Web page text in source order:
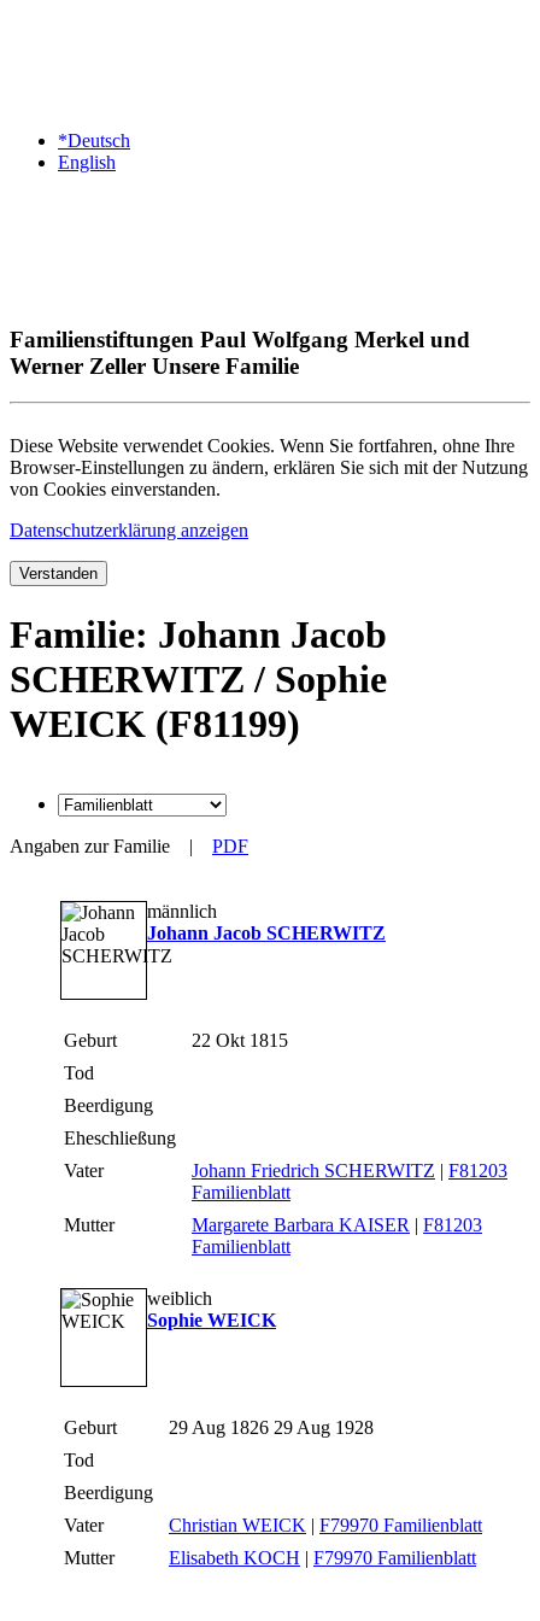
*Deutsch
English
Familienstiftungen Paul Wolfgang Merkel und
Werner Zeller Unsere Familie
Diese Website verwendet Cookies. Wenn Sie fortfahren, ohne Ihre
Browser-Einstellungen zu ändern, erklären Sie sich mit der Nutzung
von Cookies einverstanden.
Datenschutzerklärung anzeigen
Verstanden
Familie: Johann Jacob
SCHERWITZ / Sophie
WEICK (F81199)
Angaben zur Familie | PDF
männlich
Johann Jacob SCHERWITZ
Geburt
22 Okt 1815
Tod
Beerdigung
Eheschließung
Vater
Johann Friedrich SCHERWITZ | F81203
Familienblatt
Mutter
Margarete Barbara KAISER | F81203
Familienblatt
weiblich
Sophie WEICK
Geburt
29 Aug 1826 29 Aug 1928
Tod
Beerdigung
Vater
Christian WEICK | F79970 Familienblatt
Mutter
Elisabeth KOCH | F79970 Familienblatt